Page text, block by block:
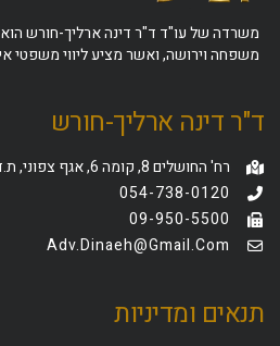
משרדה של עו"ד ד"ר דינה ארליך-חורש
משפחה וירושה, ואשר מציע ליווי משפטי
ד"ר דינה ארליך-חורש
רח' החושלים 8, קומה 6, אגף צפוני, ת.ד 12425, הרצליה פיתוח
054-738-0120
09-950-5500
Adv.dinaeh@gmail.com
תנאים ומדיניות